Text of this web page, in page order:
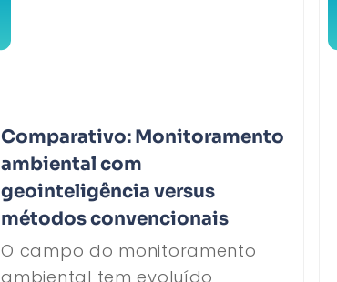
Comparativo: Monitoramento
ambiental com
geointeligência versus
métodos convencionais
O campo do monitoramento
ambiental tem evoluído